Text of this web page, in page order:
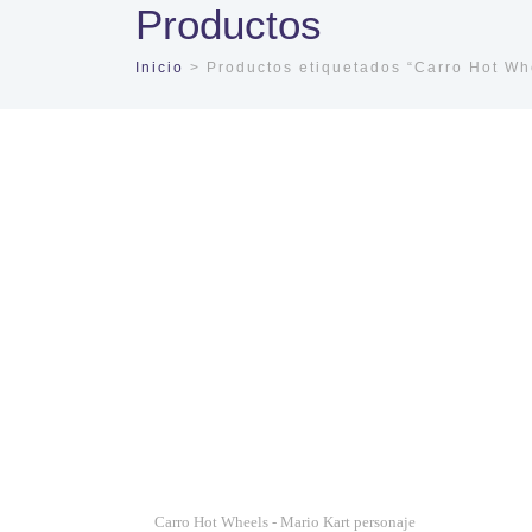
Productos
Inicio > Productos etiquetados “Carro Hot
Carro Hot Wheels - Mario Kart personaje